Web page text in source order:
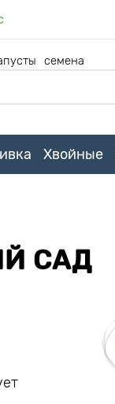
семена
Хвойные
САД